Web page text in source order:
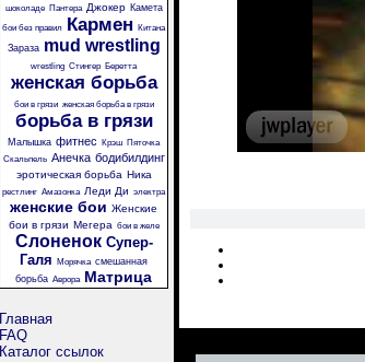
шоколаде
Пантера Джокер Камета
бои без правил Кармен Китана
Зараза mud wrestling
wrestling Стингер Беретта
женская борьба
бои в грязи женская борьба в грязи
борьба в грязи
Малышка фитнес Крэш Пяточка
Скальпель Анечка бодибилдинг
эротическая борьба Ника
рестлинг Амазонка Леди Ди электра
женские бои Женские
бои в грязи Мегера бои в желе
Слоненок Супер-
Галя
Морячка смешанная
борьба Аврора Матрица
Главная
FAQ
Каталог ссылок